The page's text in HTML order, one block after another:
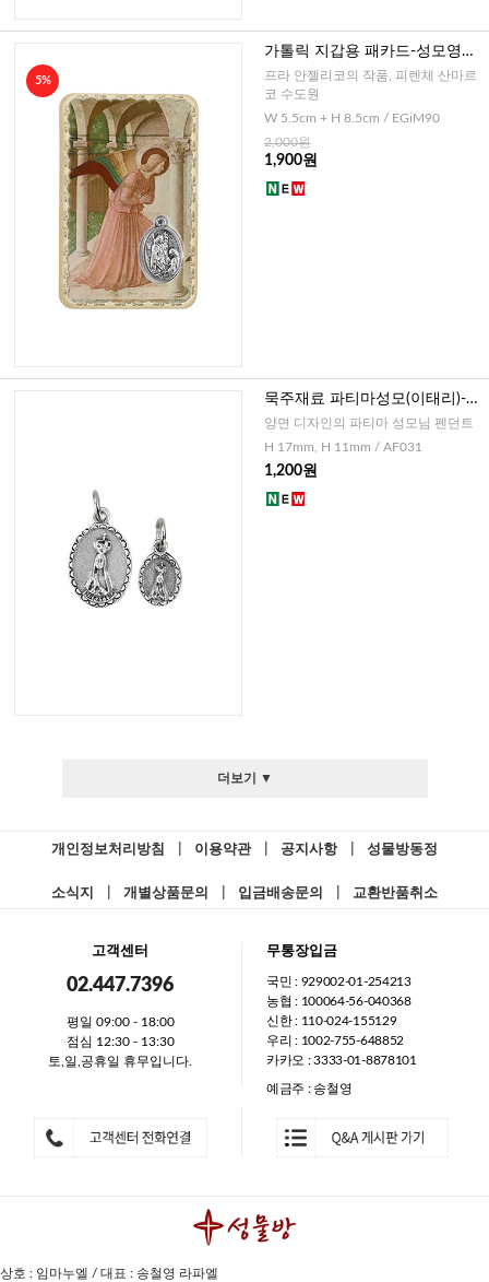
5%
가톨릭 지갑용 패카드-성모영보
(이태리)
프라 안젤리코의 작품, 피렌체 산마르
코 수도원
W 5.5cm + H 8.5cm / EGiM90
2,000원
1,900원
묵주재료 파티마성모(이태리)-대,
소
양면 디자인의 파티마 성모님 펜던트
H 17mm, H 11mm / AF031
1,200원
더보기 ▼
개인정보처리방침 이용약관 공지사항 성물방동정
소식지 개별상품문의 입금배송문의 교환반품취소
고객센터
02.447.7396
평일 09:00 - 18:00
점심 12:30 - 13:30
토,일,공휴일 휴무입니다.
무통장입금
국민 : 929002-01-254213
농협 : 100064-56-040368
신한 : 110-024-155129
우리 : 1002-755-648852
카카오 : 3333-01-8878101
예금주 : 송철영
상호 : 임마누엘 / 대표 : 송철영 라파엘